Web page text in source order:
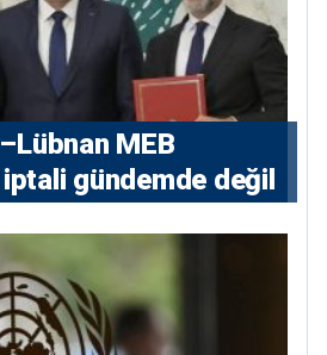
MEB
iptali gündemde değil